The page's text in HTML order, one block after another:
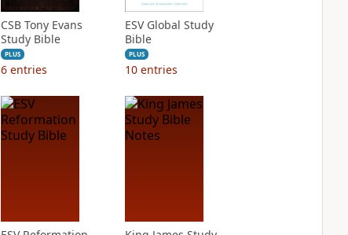
CSB Tony Evans
Study Bible
PLUS
6 entries
ESV Global Study
Bible
PLUS
10 entries